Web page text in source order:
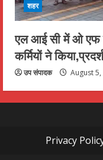
शहर
एल आई सी में ओ एफ
कर्मियों ने
उप संपादक August
Privacy